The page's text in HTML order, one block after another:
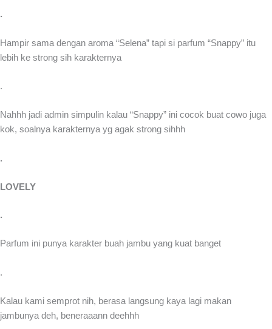
.
Hampir sama dengan aroma “Selena” tapi si parfum “Snappy” itu
lebih ke strong sih karakternya
.
Nahhh jadi admin simpulin kalau “Snappy” ini cocok buat cowo juga
kok, soalnya karakternya yg agak strong sihhh
.
LOVELY
.
Parfum ini punya karakter buah jambu yang kuat banget
.
Kalau kami semprot nih, berasa langsung kaya lagi makan
jambunya deh, beneraaann deehhh